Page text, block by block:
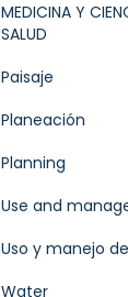
MEDICINA Y
SALUD
Paisaje
Planeación
Planning
Use and
Uso y manejo
Water